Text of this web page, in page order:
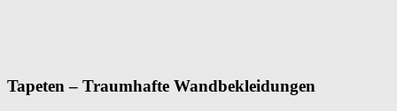
Tapeten – Traumhafte Wandbekleidungen